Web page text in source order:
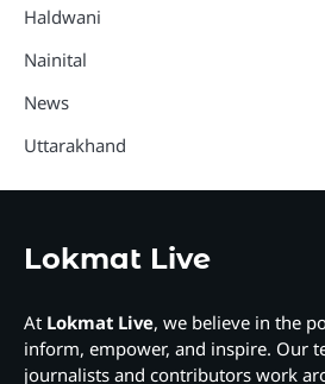
Haldwani
Nainital
News
Uttarakhand
Lokmat Live
At Lokmat Live, we believe in the
inform, empower, and inspire. Our
journalists and contributors work